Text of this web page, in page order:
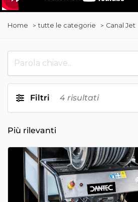
Home tutte le categorie Canal Jet
Filtri 4 risultati